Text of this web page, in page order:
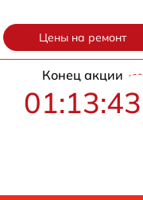
Цены на ремонт
Конец акции
01:13:42